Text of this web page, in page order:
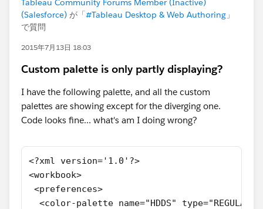
Tableau Community Forums Member (Inactive)
(Salesforce) が「#Tableau Desktop & Web Authoring 」
で質問
2015年7月13日 18:03
Custom palette is only partly displaying?
I have the following palette, and all the custom
palettes are showing except for the diverging one.
Code looks fine... what's am I doing wrong?
<?xml version='1.0'?>
<workbook>
<preferences>
<color-palette name="HDDS" type="REGULAR">